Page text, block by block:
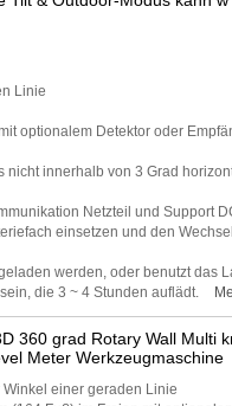
Linie
optionalem Detektor oder
nicht innerhalb von 3 Grad
Netzteil und Support
einsetzen und den
werden, oder benutzt das
die 3 ~ 4 Stunden auflädt.
360 grad Rotary Wall Multi
Meter Werkzeugmaschine
einer geraden Linie